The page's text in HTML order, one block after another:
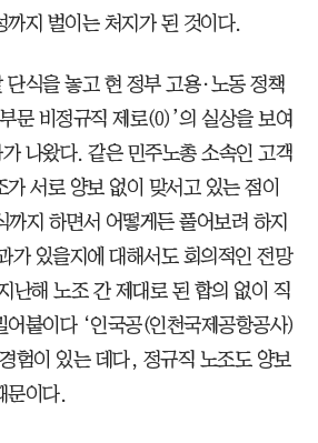
까지 벌이는 처지가 된 것이다.
단식을 놓고 현 정부 고용·노동 정책
문 비정규직 제로(0)’의 실상을 보여
나왔다. 같은 민주노총 소속인 고객
서로 양보 없이 맞서고 있는 점이
지 하면서 어떻게든 풀어보려 하지
가 있을지에 대해서도 회의적인 전망
난해 노조 간 제대로 된 합의 없이 직
어붙이다 ‘인국공(인천국제공항공사)
험이 있는 데다, 정규직 노조도 양보
문이다.